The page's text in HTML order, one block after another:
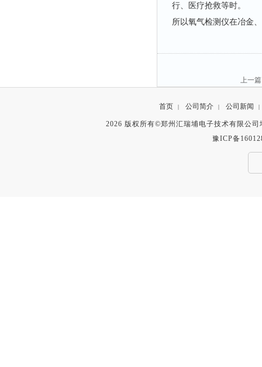
行、医疗抢救等时。
所以氧气检测仪在冶金
上一
首页 | 公司简介 | 公司新闻 |
2026 版权所有©郑州汇瑞埔电子技术有限公
豫ICP备